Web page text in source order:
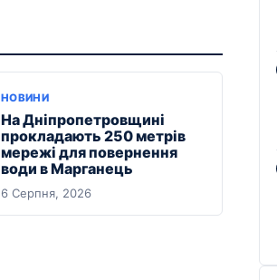
НОВИНИ
На Дніпропетровщині
прокладають 250 метрів
мережі для повернення
води в Марганець
6 Серпня, 2026